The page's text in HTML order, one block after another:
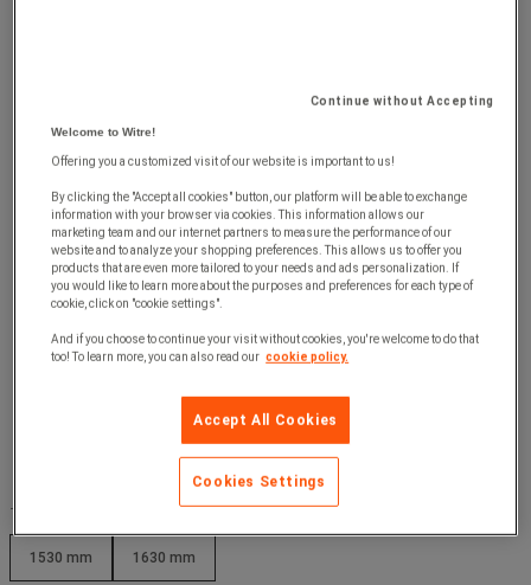
Totalhøjde (mm) :
1530 mm 1630 mm
Continue without Accepting
Welcome to Witre!
Offering you a customized visit of our website is important to us!
By clicking the "Accept all cookies" button, our platform will be able to exchange
information with your browser via cookies. This information allows our
marketing team and our internet partners to measure the performance of our
website and to analyze your shopping preferences. This allows us to offer you
products that are even more tailored to your needs and ads personalization. If
you would like to learn more about the purposes and preferences for each type of
cookie, click on "cookie settings".
And if you choose to continue your visit without cookies, you're welcome to do that
too! To learn more, you can also read our cookie policy.
Accept All Cookies
Cookies Settings